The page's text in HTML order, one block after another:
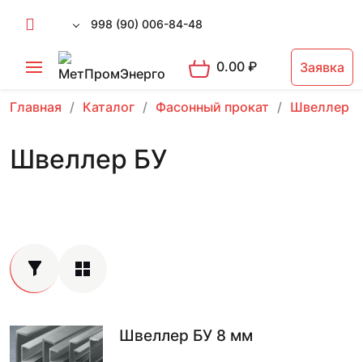
998 (90) 006-84-48
0.00₽ Заявка
Главная Каталог Фасонный прокат Швеллер
Швеллер БУ
Швеллер БУ 8 мм